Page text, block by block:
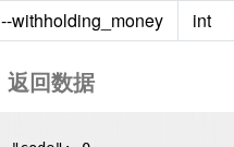
--withholding_money
int
返回数据